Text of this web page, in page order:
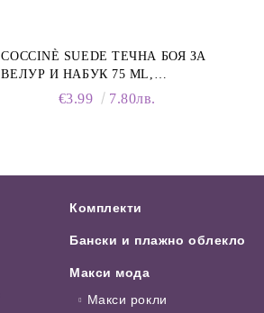
COCCINÈ SUEDE ТЕЧНА БОЯ ЗА
ВЕЛУР И НАБУК 75 ML,
ТЪМНОСИНЯ
€3.99 7.80лв.
Комплекти
Бански и плажно облекло
Макси мода
Макси рокли